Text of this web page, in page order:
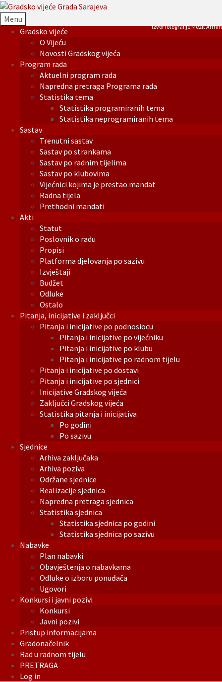
Menu
Gradsko vijeće
O Vijeću
Novosti Gradskog vijeća
Program rada
Aktuelni program rada
Napredna pretraga Programa rada
Statistika tema
Statistika programiranih tema
Statistika neprogramiranih tema
Sastav
Trenutni sastav
Sastav po strankama
Sastav po radnim tijelima
Sastav po klubovima
Vijećnici kojima je prestao mandat
Radna tijela
Prethodni mandati
Akti
Statut
Poslovnik o radu
Propisi
Platforma djelovanja po sazivu
Izvještaji
Budžet
Odluke
Ostalo
Pitanja, inicijative i zaključci
Pitanja i inicijative po podnosiocu
Pitanja i inicijative po vijećniku
Pitanja i inicijative po klubu
Pitanja i inicijative po radnom tijelu
Pitanja i inicijative po dostavi
Pitanja i inicijative po sjednici
Inicijative Gradskog vijeća
Zaključci Gradskog vijeća
Statistika pitanja i inicijativa
Po godini
Po sazivu
Sjednice
Arhiva zaključaka
Arhiva poziva
Održane sjednice
Realizacije sjednica
Napredna pretraga sjednica
Statistika sjednica
Statistika sjednica po godini
Statistika sjednica po sazivu
Nabavke
Plan nabavki
Obavještenja o nabavkama
Odluke o izboru ponuđača
Ugovori
Konkursi i javni pozivi
Konkursi
Javni pozivi
Pristup informacijama
Gradonačelnik
Rad u radnom tijelu
PRETRAGA
Log in
Izvor fotografije Mezit Armin